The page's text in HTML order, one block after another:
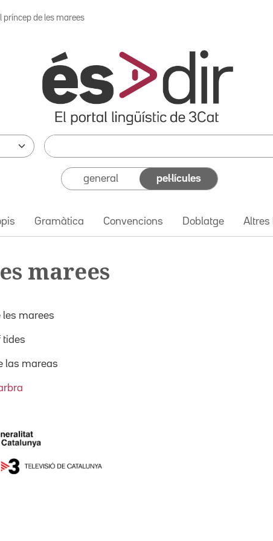
príncep de les marees
general pel·lícules
Gramàtica Convencions Doblatge Altres
marees
les marees
tides
las mareas